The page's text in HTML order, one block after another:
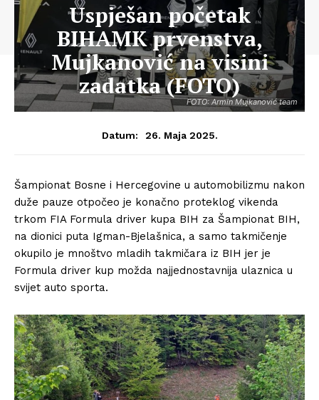
FOTO: Armin Mujkanović team
Uspješan početak
BIHAMK prvenstva,
Mujkanović na visini
zadatka (FOTO)
Datum: 26. Maja 2025.
Šampionat Bosne i Hercegovine u automobilizmu nakon
duže pauze otpočeo je konačno proteklog vikenda
trkom FIA Formula driver kupa BIH za Šampionat BIH,
na dionici puta Igman-Bjelašnica, a samo takmičenje
okupilo je mnoštvo mladih takmičara iz BIH jer je
Formula driver kup možda najjednostavnija ulaznica u
svijet auto sporta.